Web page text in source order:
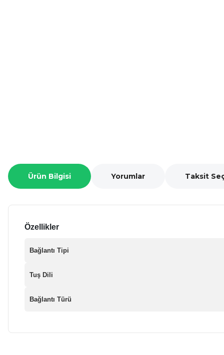
Ürün Bilgisi Yorumlar Taksit
Özellikler
Bağlantı Tipi
Tuş Dili
Bağlantı Türü